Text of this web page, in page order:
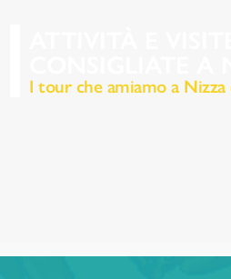
I tour che amiamo a